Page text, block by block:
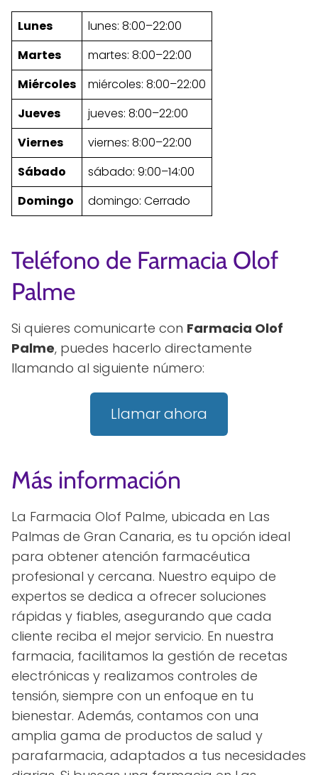
Lunes
lunes: 8:00–22:00
Martes
martes: 8:00–22:00
Miércoles
miércoles: 8:00–22:00
Jueves
jueves: 8:00–22:00
Viernes
viernes: 8:00–22:00
Sábado
sábado: 9:00–14:00
Domingo
domingo: Cerrado
Teléfono de Farmacia Olof
Palme
Si quieres comunicarte con Farmacia Olof
Palme, puedes hacerlo directamente
llamando al siguiente número:
Llamar ahora
Más información
La Farmacia Olof Palme, ubicada en Las
Palmas de Gran Canaria, es tu opción ideal
para obtener atención farmacéutica
profesional y cercana. Nuestro equipo de
expertos se dedica a ofrecer soluciones
rápidas y fiables, asegurando que cada
cliente reciba el mejor servicio. En nuestra
farmacia, facilitamos la gestión de recetas
electrónicas y realizamos controles de
tensión, siempre con un enfoque en tu
bienestar. Además, contamos con una
amplia gama de productos de salud y
parafarmacia, adaptados a tus necesidades